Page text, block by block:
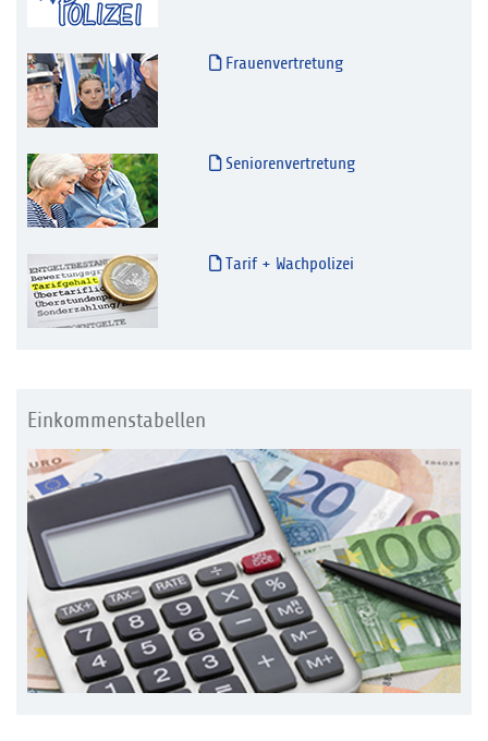
Frauenvertretung
Seniorenvertretung
Tarif + Wachpolizei
Einkommenstabellen